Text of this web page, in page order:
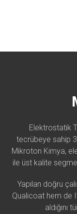
Elektrostatik
tecrübeye sahip 3
Mikroton Kimya,
ile üst kalite
Yapılan doğru
Qualicoat hem de
aldığını